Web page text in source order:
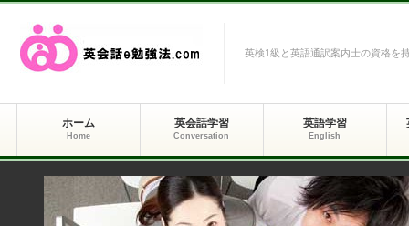
英検1級と英語通訳案内士の資格を
ホーム
Home
英会話学習
Conversation
英語学習
English